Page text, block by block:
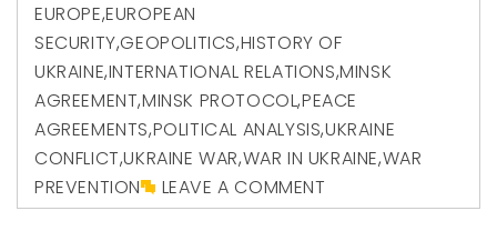
EUROPE,EUROPEAN
SECURITY,GEOPOLITICS,HISTORY OF
UKRAINE,INTERNATIONAL RELATIONS,MINSK
AGREEMENT,MINSK PROTOCOL,PEACE
AGREEMENTS,POLITICAL ANALYSIS,UKRAINE
CONFLICT,UKRAINE WAR,WAR IN UKRAINE,WAR
PREVENTION
LEAVE A COMMENT